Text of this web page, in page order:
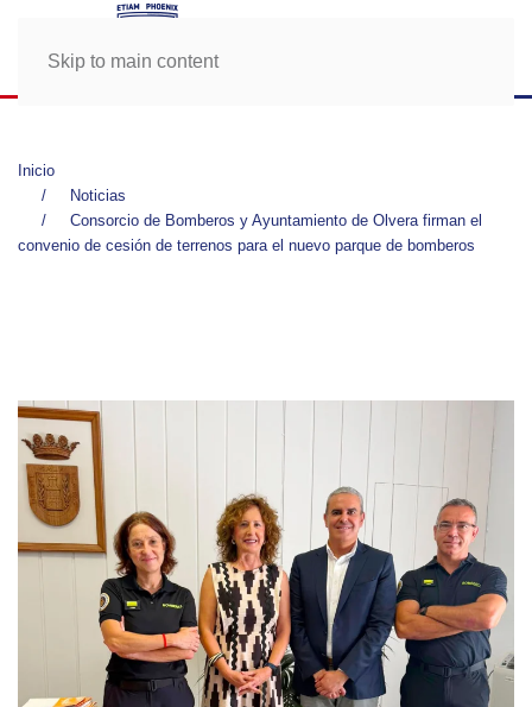
Skip to main content
Inicio
Noticias
Consorcio de Bomberos y Ayuntamiento de Olvera firman el
convenio de cesión de terrenos para el nuevo parque de bomberos